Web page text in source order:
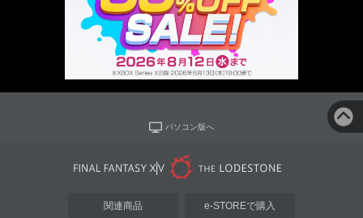
パソコン版へ
関連商品 e-STOREで購入